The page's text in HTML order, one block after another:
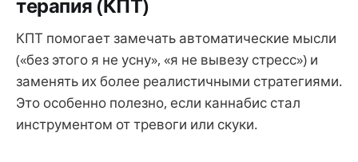
терапия (КПТ)
КПТ помогает замечать автоматические мысли
(«без этого я не усну», «я не вывезу стресс») и
заменять их более реалистичными стратегиями.
Это особенно полезно, если каннабис стал
инструментом от тревоги или скуки.